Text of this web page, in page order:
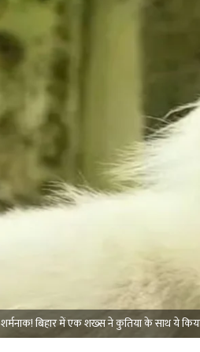
शर्मनाक! बिहार में एक शख्स ने कुतिया के साथ ये